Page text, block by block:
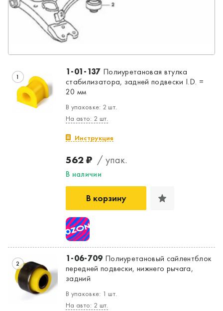
Да, верно Нет, выбрать другой
1 1-01-137 Полиуретановая втулка
стабилизатора, задней подвески I.D. =
20 мм
В упаковке: 2 шт.
На авто: 2 шт.
Инструкция
562 ₽ / упак.
В наличии
В корзину
2 1-06-709 Полиуретановый сайлентблок
передней подвески, нижнего рычага,
задний
В упаковке: 1 шт.
На авто: 2 шт.